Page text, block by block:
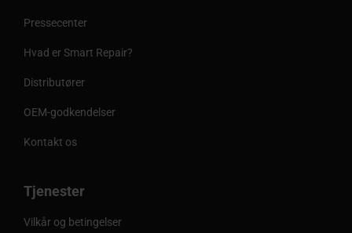
Pressecenter
Hvad er Smart Repair?
Distributører
OEM-godkendelser
Kontakt os
Tjenester
Vilkår og betingelser